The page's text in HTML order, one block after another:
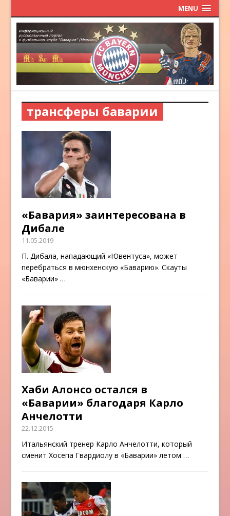
MENU
трансферы баварии
«Бавария» заинтересована в
Дибале
11.05.2019
П. Дибала, нападающий «Ювентуса», может
перебраться в мюнхенскую «Баварию». Скауты
«Баварии»…
Хаби Алонсо остался в
«Баварии» благодаря Карло
Анчелотти
22.12.2015
Итальянский тренер Карло Анчелотти, который
сменит Хосепа Гвардиолу в «Баварии» летом…